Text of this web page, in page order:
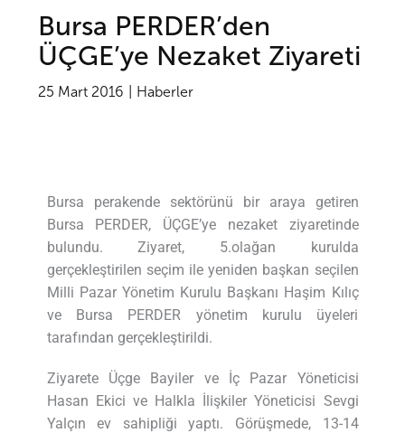
Bursa PERDER’den
ÜÇGE’ye Nezaket Ziyareti
25 Mart 2016 Haberler
Bursa perakende sektörünü bir araya getiren
Bursa PERDER, ÜÇGE’ye nezaket ziyaretinde
bulundu. Ziyaret, 5.olağan kurulda
gerçekleştirilen seçim ile yeniden başkan seçilen
Milli Pazar Yönetim Kurulu Başkanı Haşim Kılıç
ve Bursa PERDER yönetim kurulu üyeleri
tarafından gerçekleştirildi.
Ziyarete Üçge Bayiler ve İç Pazar Yöneticisi
Hasan Ekici ve Halkla İlişkiler Yöneticisi Sevgi
Yalçın ev sahipliği yaptı. Görüşmede, 13-14